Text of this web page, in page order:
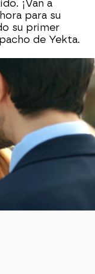
¡Van a
para su
su primer
de Yekta.
que ha
el cariño del
que ha
el joven